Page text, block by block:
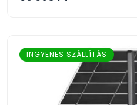
INGYENES SZÁLLÍTÁS